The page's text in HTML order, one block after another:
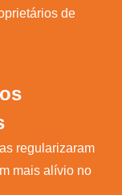
de
regularizaram
mais alívio no